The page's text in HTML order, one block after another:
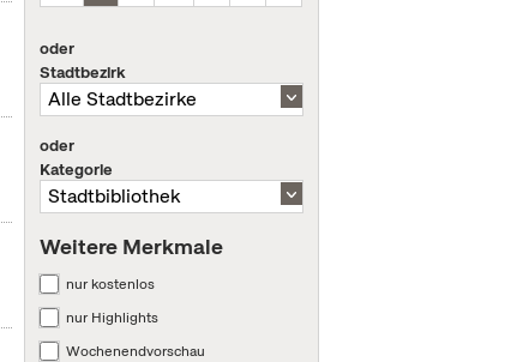
oder
Stadtbezirk
oder
Kategorie
Weitere Merkmale
nur kostenlos
nur Highlights
Wochenendvorschau